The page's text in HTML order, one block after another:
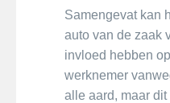
Samengevat kan
auto van de zaak
invloed hebben
werknemer
alle aard, maar